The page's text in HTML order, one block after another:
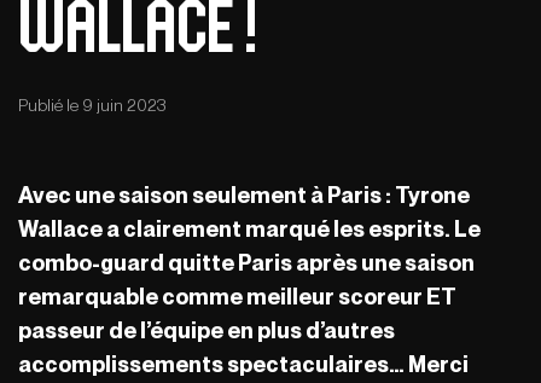
Wallace !
Publié le 9 juin 2023
Avec une saison seulement à Paris : Tyrone
Wallace a clairement marqué les esprits. Le
combo-guard quitte Paris après une saison
remarquable comme meilleur scoreur ET
passeur de l’équipe en plus d’autres
accomplissements spectaculaires… Merci